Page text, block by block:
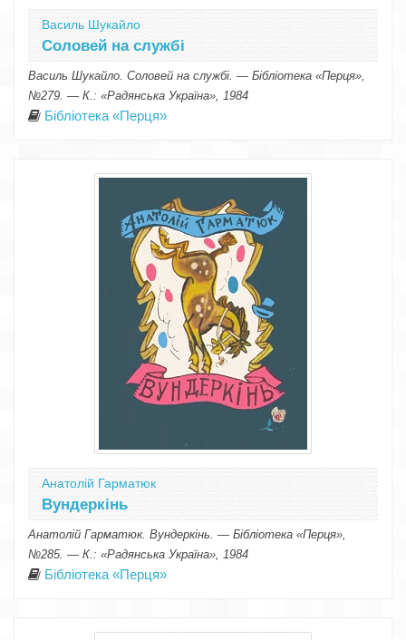
Василь Шукайло
Соловей на службі
Василь Шукайло. Соловей на службі. — Бібліотека «Перця»,
№279. — К.: «Радянська Україна», 1984
Бібліотека «Перця»
Анатолій Гарматюк
Вундеркінь
Анатолій Гарматюк. Вундеркінь. — Бібліотека «Перця»,
№285. — К.: «Радянська Україна», 1984
Бібліотека «Перця»